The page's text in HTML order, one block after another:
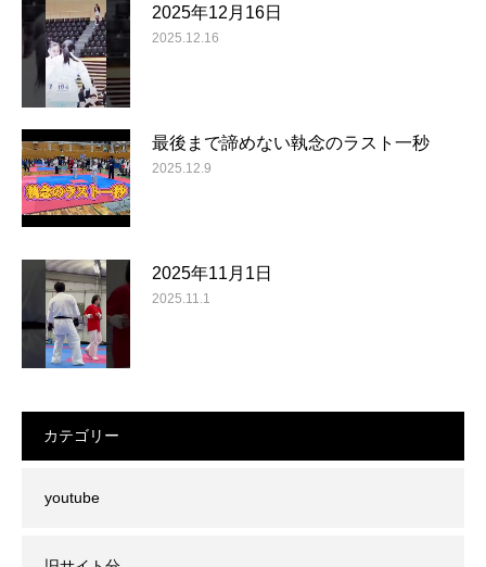
2025年12月16日
2025.12.16
最後まで諦めない執念のラスト一秒
2025.12.9
2025年11月1日
2025.11.1
カテゴリー
youtube